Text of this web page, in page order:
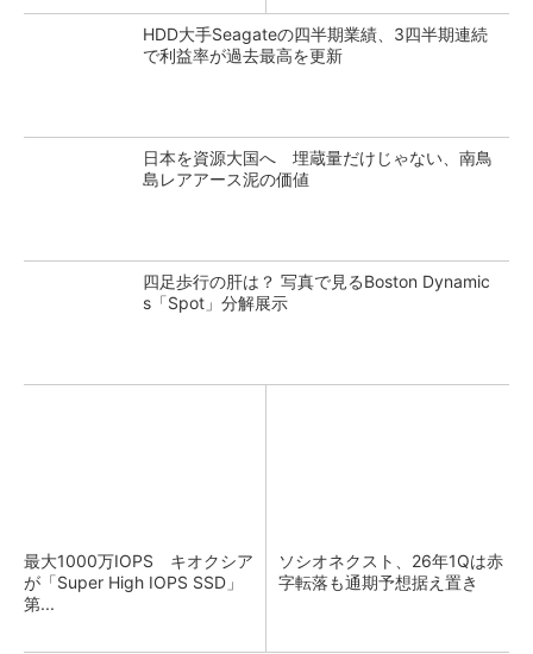
HDD大手Seagateの四半期業績、3四半期連続
で利益率が過去最高を更新
日本を資源大国へ 埋蔵量だけじゃない、南鳥
島レアアース泥の価値
四足歩行の肝は？ 写真で見るBoston Dynamic
s「Spot」分解展示
最大1000万IOPS キオクシア
が「Super High IOPS SSD」
第...
ソシオネクスト、26年1Qは赤
字転落も通期予想据え置き